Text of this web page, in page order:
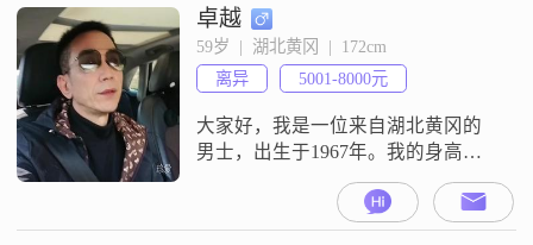
下##3002##在性格方面，我是一个
稳重可靠的人，平时外向健谈，待
人乐观积极##3002##大家都说我幽
默风趣，相处起来比较轻松#
卓越
59岁  |  湖北黄冈  |  172cm
离异
5001-8000元
大家好，我是一位来自湖北黄冈的
男士，出生于1967年。我的身高是
172厘米，目前从事一份稳定的工
作，月收入在3001到5000元之间。
我拥有大专学历，在工作中积累了